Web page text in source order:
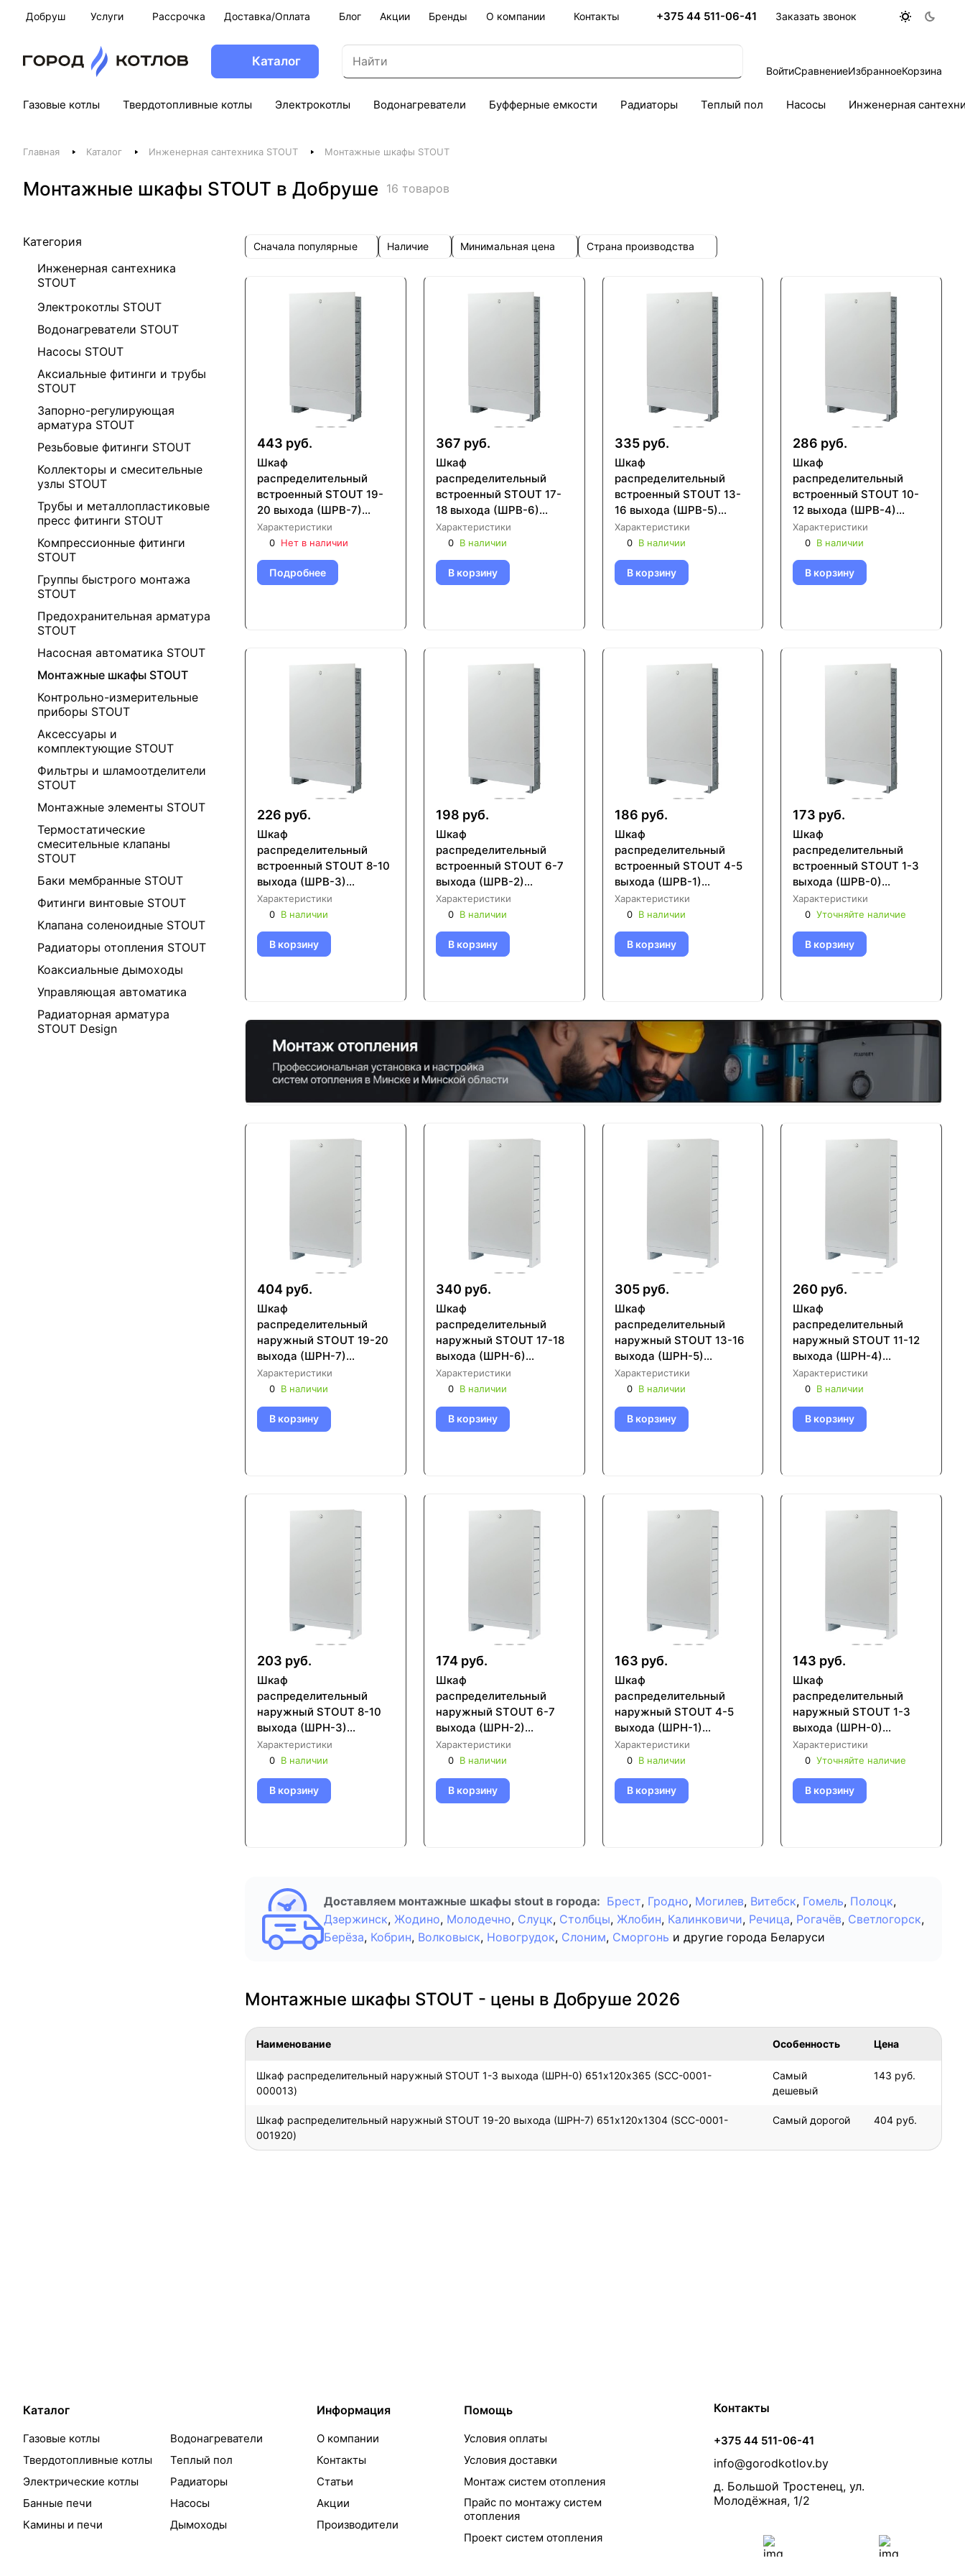
Добруш Услуги Рассрочка Доставка/Оплата Блог Акции Бренды О компании Контакты +375 44 511-06-41 Заказать звонок
Каталог
ВойтиСравнениеИзбранноеКорзина
Газовые котлы Твердотопливные котлы Электрокотлы Водонагреватели Буфферные емкости Радиаторы Теплый пол Насосы Инженерная
Главная Каталог Инженерная сантехника STOUT Монтажные шкафы STOUT
Монтажные шкафы STOUT в Добруше 16 товаров
Категория
Инженерная сантехника
STOUT
Электрокотлы STOUT
Водонагреватели STOUT
Насосы STOUT
Аксиальные фитинги и трубы
STOUT
Запорно-регулирующая
арматура STOUT
Резьбовые фитинги STOUT
Коллекторы и смесительные
узлы STOUT
Трубы и металлопластиковые
пресс фитинги STOUT
Компрессионные фитинги
STOUT
Группы быстрого монтажа
STOUT
Предохранительная арматура
STOUT
Насосная автоматика STOUT
Монтажные шкафы STOUT
Контрольно-измерительные
приборы STOUT
Аксессуары и
комплектующие STOUT
Фильтры и шламоотделители
STOUT
Монтажные элементы STOUT
Термостатические
смесительные клапаны
STOUT
Баки мембранные STOUT
Фитинги винтовые STOUT
Клапана соленоидные STOUT
Радиаторы отопления STOUT
Коаксиальные дымоходы
Управляющая автоматика
Радиаторная арматура
STOUT Design
Сначала популярные Наличие Минимальная цена Страна производства
443 руб.
Шкаф
распределительный
встроенный STOUT 19-
20 выхода (ШРВ-7)
670х125х1346 (SCC-
0002-001920)
Характеристики
0 Нет в наличии
Подробнее
367 руб.
Шкаф
распределительный
встроенный STOUT 17-
18 выхода (ШРВ-6)
670х125х1196 (SCC-
0002-001718)
Характеристики
0 В наличии
В корзину
335 руб.
Шкаф
распределительный
встроенный STOUT 13-
16 выхода (ШРВ-5)
670х125х1046 (SCC-
0002-001316)
Характеристики
0 В наличии
В корзину
286 руб.
Шкаф
распределительный
встроенный STOUT 10-
12 выхода (ШРВ-4)
670х125х896 (SCC-
0002-001112)
Характеристики
0 В наличии
В корзину
226 руб.
Шкаф
распределительный
встроенный STOUT 8-10
выхода (ШРВ-3)
670х125х746 (SCC-
0002-000810)
Характеристики
0 В наличии
В корзину
198 руб.
Шкаф
распределительный
встроенный STOUT 6-7
выхода (ШРВ-2)
670х125х596 (SCC-
0002-000067)
Характеристики
0 В наличии
В корзину
186 руб.
Шкаф
распределительный
встроенный STOUT 4-5
выхода (ШРВ-1)
670х125х496 (SCC-
0002-000045)
Характеристики
0 В наличии
В корзину
173 руб.
Шкаф
распределительный
встроенный STOUT 1-3
выхода (ШРВ-0)
670х125х404 (SCC-
0002-000013)
Характеристики
0 Уточняйте наличие
В корзину
404 руб.
Шкаф
распределительный
наружный STOUT 19-20
выхода (ШРН-7)
651х120х1304 (SCC-
0001-001920)
Характеристики
0 В наличии
В корзину
340 руб.
Шкаф
распределительный
наружный STOUT 17-18
выхода (ШРН-6)
651х120х1154 (SCC-
0001-001718)
Характеристики
0 В наличии
В корзину
305 руб.
Шкаф
распределительный
наружный STOUT 13-16
выхода (ШРН-5)
651х120х1004 (SCC-
0001-001316)
Характеристики
0 В наличии
В корзину
260 руб.
Шкаф
распределительный
наружный STOUT 11-12
выхода (ШРН-4)
651х120х854 (SCC-0001-
001112)
Характеристики
0 В наличии
В корзину
203 руб.
Шкаф
распределительный
наружный STOUT 8-10
выхода (ШРН-3)
651х120х704 (SCC-0001-
000810)
Характеристики
0 В наличии
В корзину
174 руб.
Шкаф
распределительный
наружный STOUT 6-7
выхода (ШРН-2)
651х120х554 (SCC-0001-
000067)
Характеристики
0 В наличии
В корзину
163 руб.
Шкаф
распределительный
наружный STOUT 4-5
выхода (ШРН-1)
651х120х454 (SCC-0001-
000045)
Характеристики
0 В наличии
В корзину
143 руб.
Шкаф
распределительный
наружный STOUT 1-3
выхода (ШРН-0)
651х120х365 (SCC-0001-
000013)
Характеристики
0 Уточняйте наличие
В корзину
Доставляем монтажные шкафы stout в города: Брест, Гродно, Могилев, Витебск, Гомель, Полоцк,
Дзержинск, Жодино, Молодечно, Слуцк, Столбцы, Жлобин, Калинковичи, Речица, Рогачёв, Светлогорск,
Берёза, Кобрин, Волковыск, Новогрудок, Слоним, Сморгонь и другие города Беларуси
Монтажные шкафы STOUT - цены в Добруше 2026
Наименование Особенность Цена
Шкаф распределительный наружный STOUT 1-3 выхода (ШРН-0) 651х120х365 (SCC-0001-
000013)
Самый
дешевый
143 руб.
Шкаф распределительный наружный STOUT 19-20 выхода (ШРН-7) 651х120х1304 (SCC-0001-
001920)
Самый дорогой 404 руб.
Каталог
Газовые котлы
Твердотопливные котлы
Электрические котлы
Банные печи
Камины и печи
Водонагреватели
Теплый пол
Радиаторы
Насосы
Дымоходы
Информация
О компании
Контакты
Статьи
Акции
Производители
Помощь
Условия оплаты
Условия доставки
Монтаж систем отопления
Прайс по монтажу систем
отопления
Проект систем отопления
Контакты
+375 44 511-06-41
info@gorodkotlov.by
д. Большой Тростенец, ул.
Молодёжная, 1/2